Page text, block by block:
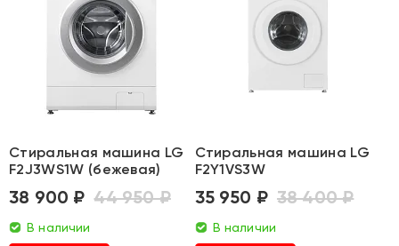
Стиральная машина LG
F2J3WS1W (бежевая)
38 900 ₽ 44 950 ₽
В наличии
Стиральная машина LG
F2Y1VS3W
35 950 ₽ 38 400 ₽
В наличии